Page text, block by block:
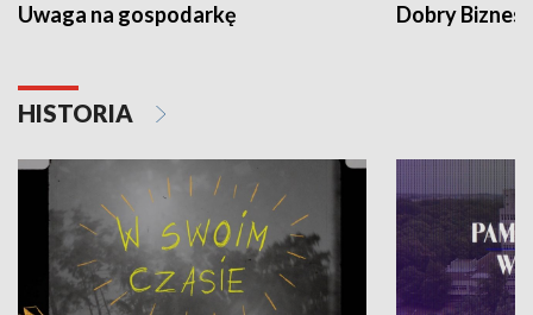
Uwaga na gospodarkę Dobry Biznes
HISTORIA